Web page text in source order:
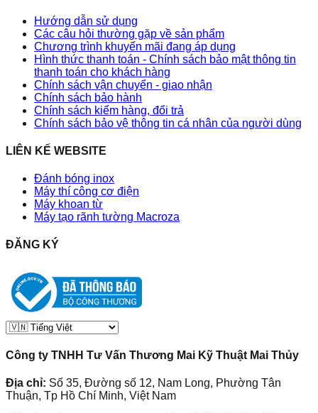
Hướng dẫn sử dụng
Các câu hỏi thường gặp về sản phẩm
Chương trình khuyến mãi đang áp dụng
Hình thức thanh toán - Chính sách bảo mật thông tin
thanh toán cho khách hàng
Chính sách vận chuyển - giao nhận
Chính sách bảo hành
Chính sách kiểm hàng, đổi trả
Chính sách bảo vệ thông tin cá nhân của người dùng
LIÊN KẾ WEBSITE
Đánh bóng inox
Máy thí công cơ điện
Máy khoan từ
Máy tạo rãnh tường Macroza
ĐĂNG KÝ
Công ty TNHH Tư Vấn Thương Mai Kỹ Thuật Mai Thủy
Địa chỉ: Số 35, Đường số 12, Nam Long, Phường Tân
Thuận, Tp Hồ Chí Minh, Việt Nam